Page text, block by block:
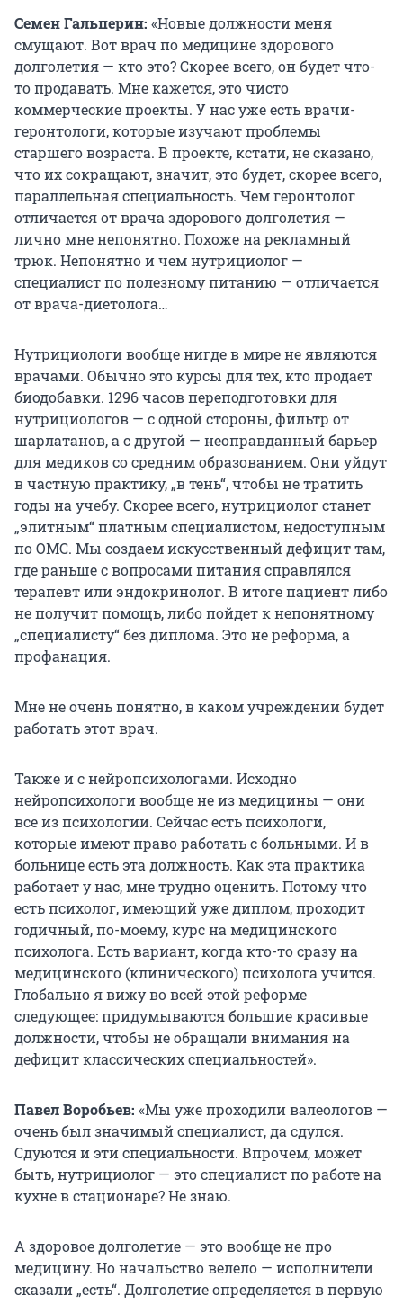
Семен Гальперин: «Новые должности меня
смущают. Вот врач по медицине здорового
долголетия — кто это? Скорее всего, он будет что-
то продавать. Мне кажется, это чисто
коммерческие проекты. У нас уже есть врачи-
геронтологи, которые изучают проблемы
старшего возраста. В проекте, кстати, не сказано,
что их сокращают, значит, это будет, скорее всего,
параллельная специальность. Чем геронтолог
отличается от врача здорового долголетия —
лично мне непонятно. Похоже на рекламный
трюк. Непонятно и чем нутрициолог —
специалист по полезному питанию — отличается
от врача-диетолога…
Нутрициологи вообще нигде в мире не являются
врачами. Обычно это курсы для тех, кто продает
биодобавки. 1296 часов переподготовки для
нутрициологов — с одной стороны, фильтр от
шарлатанов, а с другой — неоправданный барьер
для медиков со средним образованием. Они уйдут
в частную практику,„в тень“, чтобы не тратить
годы на учебу. Скорее всего, нутрициолог станет
„элитным“платным специалистом, недоступным
по ОМС. Мы создаем искусственный дефицит там,
где раньше с вопросами питания справлялся
терапевт или эндокринолог. В итоге пациент либо
не получит помощь, либо пойдет к непонятному
„специалисту“без диплома. Это не реформа, а
профанация.
Мне не очень понятно, в каком учреждении будет
работать этот врач.
Также и с нейропсихологами. Исходно
нейропсихологи вообще не из медицины — они
все из психологии. Сейчас есть психологи,
которые имеют право работать с больными. И в
больнице есть эта должность. Как эта практика
работает у нас, мне трудно оценить. Потому что
есть психолог, имеющий уже диплом, проходит
годичный, по-моему, курс на медицинского
психолога. Есть вариант, когда кто-то сразу на
медицинского (клинического) психолога учится.
Глобально я вижу во всей этой реформе
следующее: придумываются большие красивые
должности, чтобы не обращали внимания на
дефицит классических специальностей».
Павел Воробьев: «Мы уже проходили валеологов —
очень был значимый специалист, да сдулся.
Сдуются и эти специальности. Впрочем, может
быть, нутрициолог — это специалист по работе на
кухне в стационаре? Не знаю.
А здоровое долголетие — это вообще не про
медицину. Но начальство велело — исполнители
сказали„есть“. Долголетие определяется в первую